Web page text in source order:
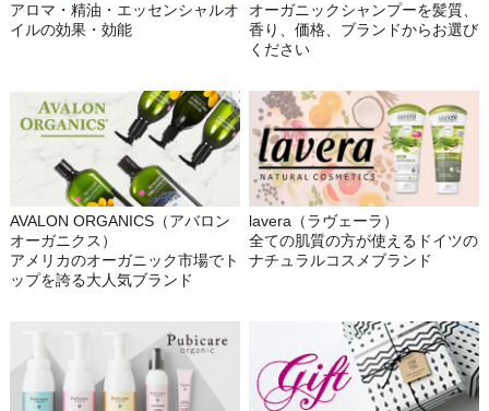
アロマ・精油・エッセンシャルオ
イルの効果・効能
オーガニックシャンプーを髪質、
香り、価格、ブランドからお選び
ください
AVALON ORGANICS（アバロン
オーガニクス）
アメリカのオーガニック市場でト
ップを誇る大人気ブランド
lavera（ラヴェーラ）
全ての肌質の方が使えるドイツの
ナチュラルコスメブランド